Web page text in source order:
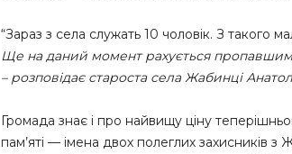
“Зараз з села служать 10 чоловік. З такого
Ще на даний момент рахується
– розповідає староста села Жабинці
Громада знає і про найвищу ціну
пам’яті — імена двох полеглих захисників